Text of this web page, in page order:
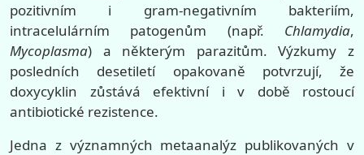
pozitivním i gram-negativním bakteriím,
intracelulárním patogenům (např. Chlamydia,
Mycoplasma) a některým parazitům. Výzkumy z
posledních desetiletí opakovaně potvrzují, že
doxycyklin zůstává efektivní i v době rostoucí
antibiotické rezistence.
Jedna z významných metaanalýz publikovaných v